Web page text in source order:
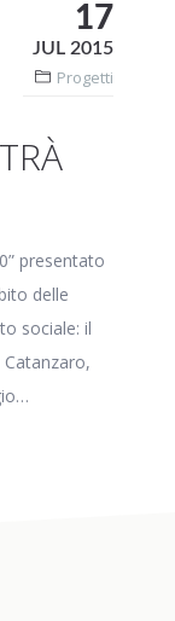
presentato
delle
sociale: il
17
JUL 2015
Progetti